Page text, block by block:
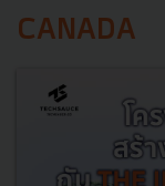
CANADA